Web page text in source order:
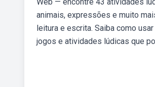
animais, expressões e muito
leitura e escrita. Saiba como
jogos e atividades lúdicas que